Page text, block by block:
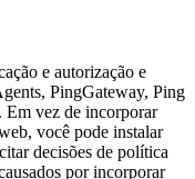
e autorização e
PingGateway, Ping
Em vez de incorporar
você pode instalar
decisões de política
por incorporar